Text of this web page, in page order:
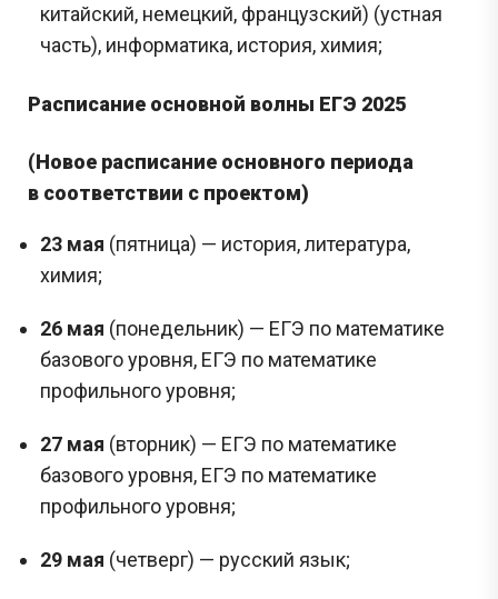
китайский, немецкий, французский) (устная
часть), информатика, история, химия;
Расписание основной волны ЕГЭ 2025
(Новое расписание основного периода
в соответствии с проектом)
23 мая (пятница) — история, литература,
химия;
26 мая (понедельник) — ЕГЭ по математике
базового уровня, ЕГЭ по математике
профильного уровня;
27 мая (вторник) — ЕГЭ по математике
базового уровня, ЕГЭ по математике
профильного уровня;
29 мая (четверг) — русский язык;